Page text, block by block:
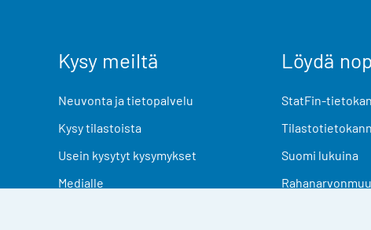
Kysy meiltä
Neuvonta ja tietopalvelu
Kysy tilastoista
Usein kysytyt kysymykset
Medialle
Löydä
StatFin-
Suomi lukuina